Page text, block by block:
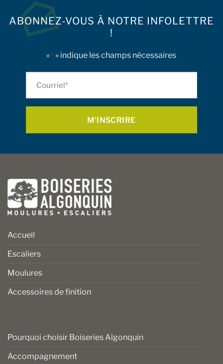
plusieurs
variations.
produit
plusieurs
variations.
peuvent
la
du
produit
ABONNEZ-VOUS À NOTRE INFOLETTRE
!
«* » indique les champs nécessaires
Accueil
Escaliers
Moulures
Accessoires de finition
Pourquoi choisir Boiseries Algonquin
Accompagnement